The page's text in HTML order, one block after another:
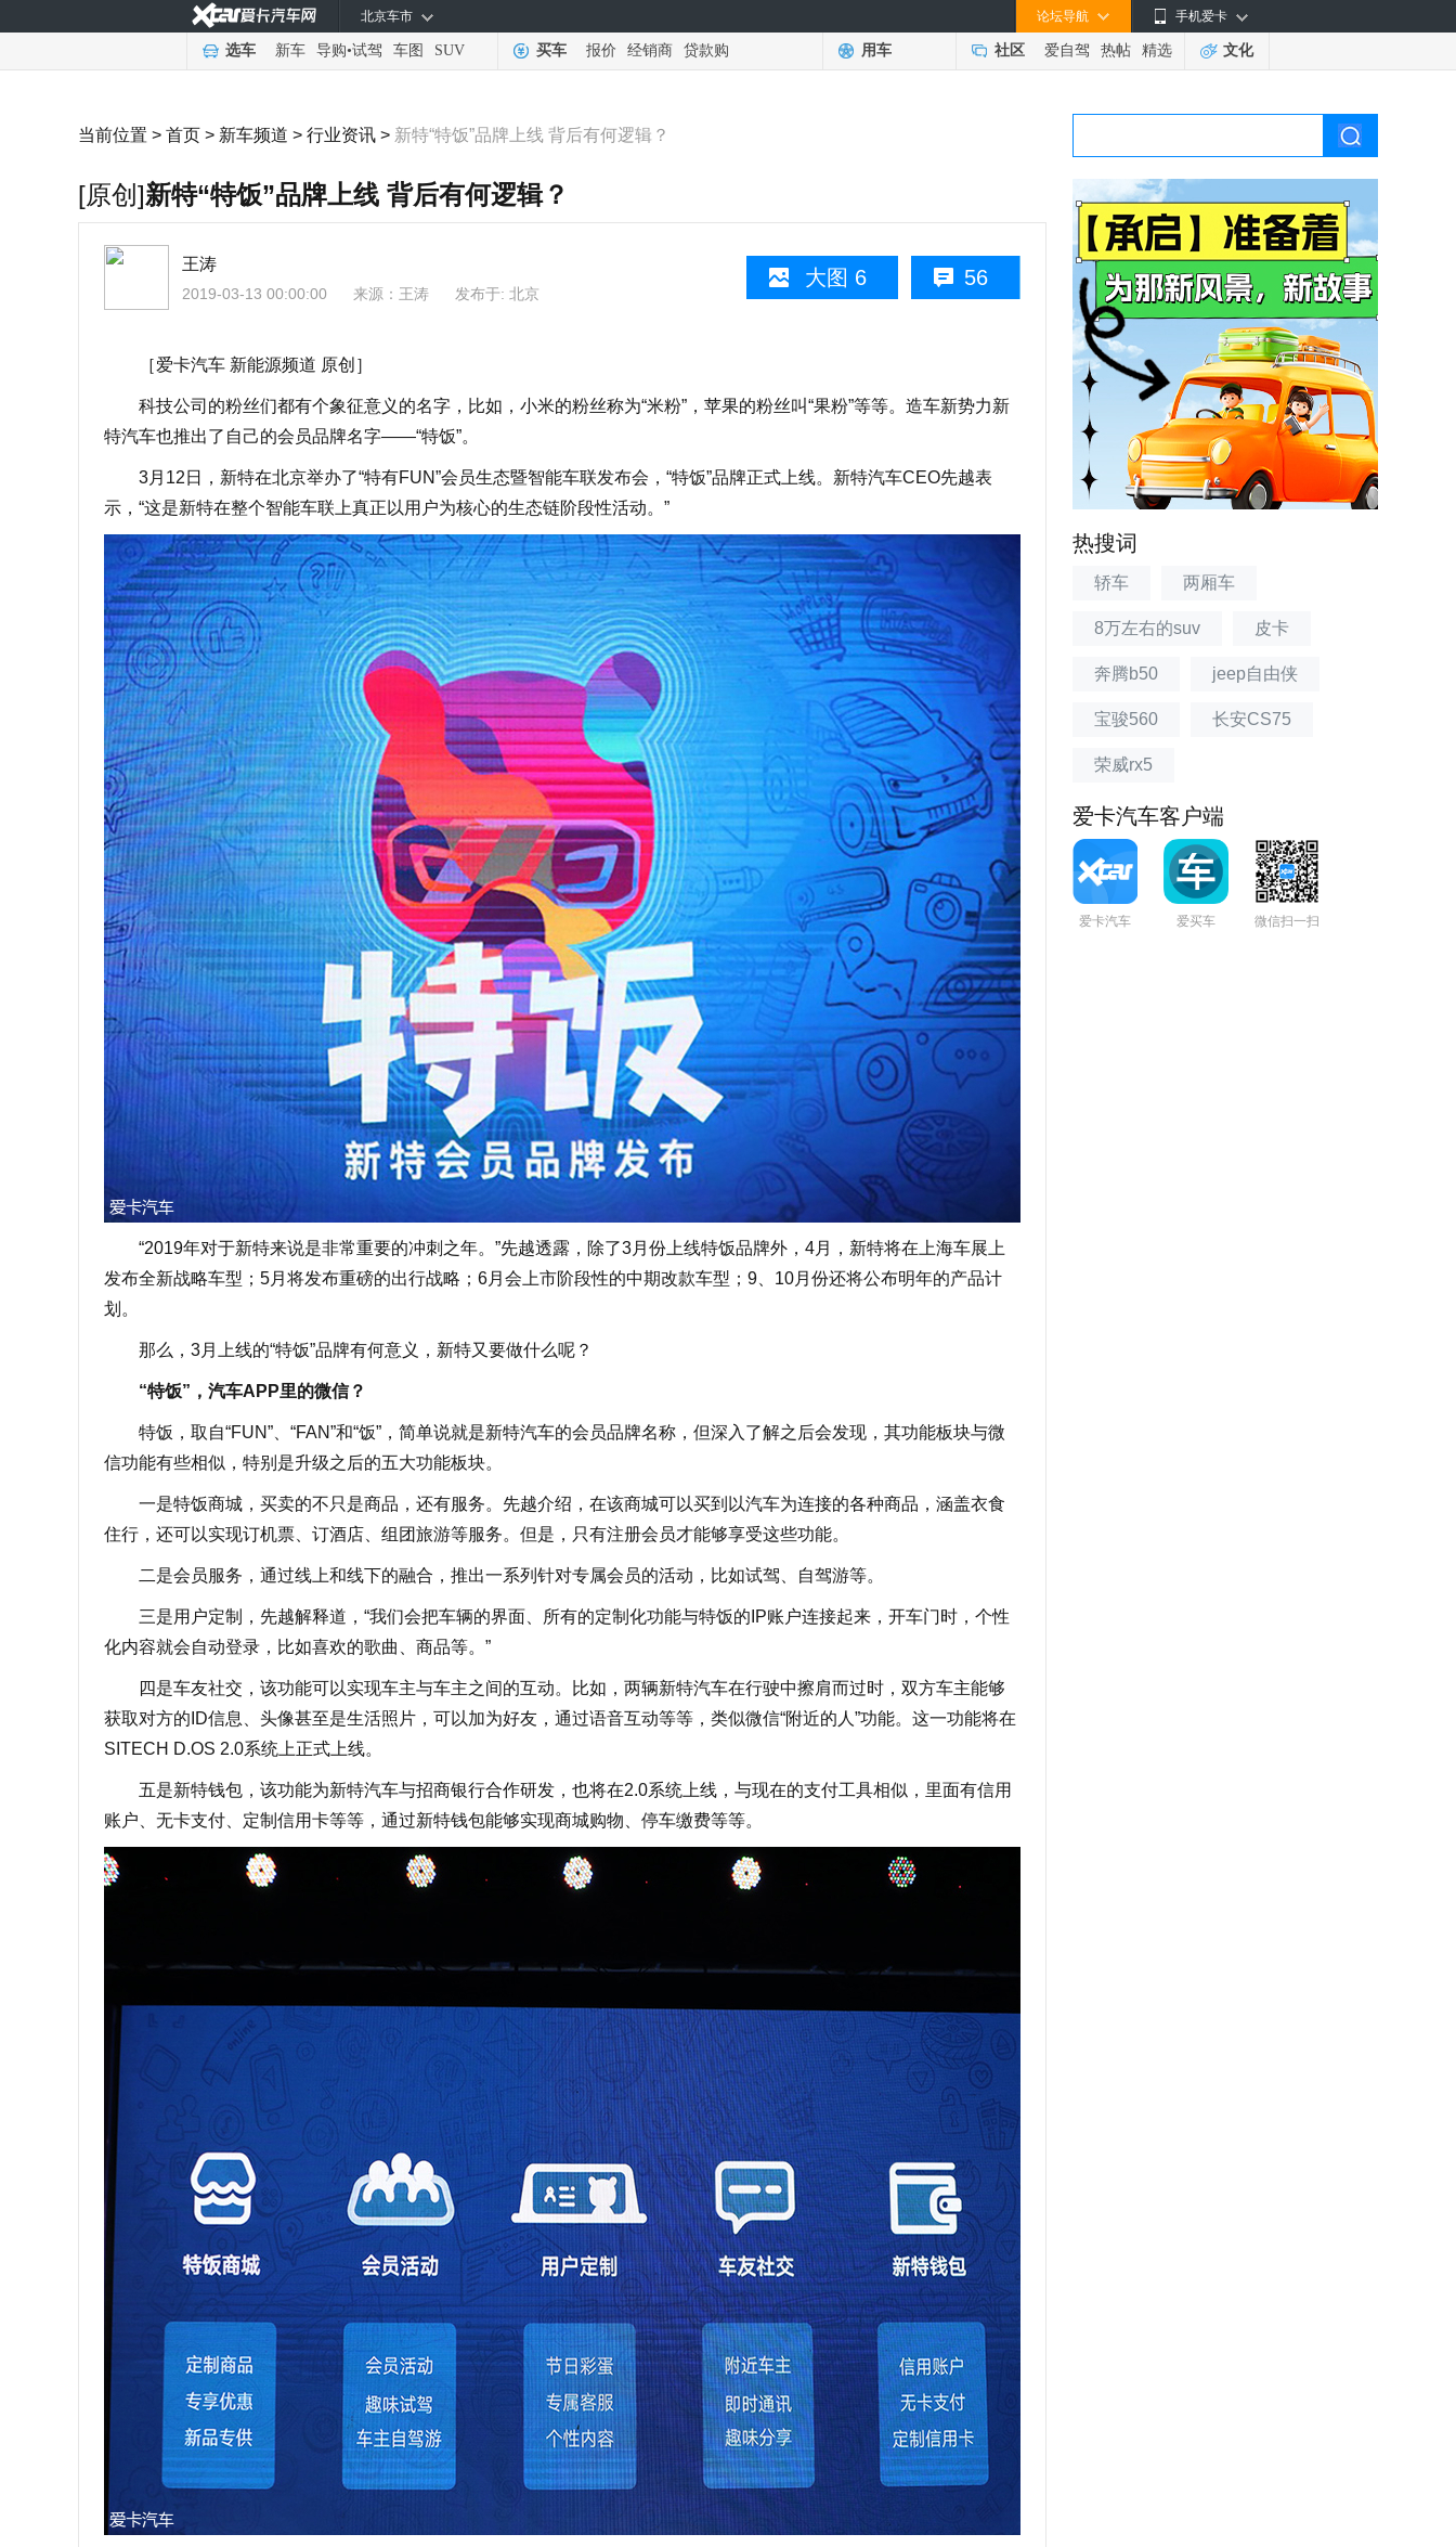
手机爱卡
论坛导航
北京车市
选车 新车 导购•试驾 车图 SUV 买车 报价 经销商 贷款购 用车 社区 爱自驾 热帖 精选 文化
当前位置 > 首页 > 新车频道 > 行业资讯 > 新特“特饭”品牌上线 背后有何逻辑？
[原创]新特“特饭”品牌上线 背后有何逻辑？
56
大图 6
王涛
2019-03-13 00:00:00 来源： 王涛 发布于: 北京
［爱卡汽车 新能源频道 原创］
科技公司的粉丝们都有个象征意义的名字，比如，小米的粉丝称为“米粉”，苹果的粉丝叫“果粉”等等。造车新势力新
特汽车也推出了自己的会员品牌名字——“特饭”。
3月12日，新特在北京举办了“特有FUN”会员生态暨智能车联发布会，“特饭”品牌正式上线。新特汽车CEO先越表
示，“这是新特在整个智能车联上真正以用户为核心的生态链阶段性活动。”
“2019年对于新特来说是非常重要的冲刺之年。”先越透露，除了3月份上线特饭品牌外，4月，新特将在上海车展上
发布全新战略车型；5月将发布重磅的出行战略；6月会上市阶段性的中期改款车型；9、10月份还将公布明年的产品计
划。
那么，3月上线的“特饭”品牌有何意义，新特又要做什么呢？
“特饭”，汽车APP里的微信？
特饭，取自“FUN”、“FAN”和“饭”，简单说就是新特汽车的会员品牌名称，但深入了解之后会发现，其功能板块与微
信功能有些相似，特别是升级之后的五大功能板块。
一是特饭商城，买卖的不只是商品，还有服务。先越介绍，在该商城可以买到以汽车为连接的各种商品，涵盖衣食
住行，还可以实现订机票、订酒店、组团旅游等服务。但是，只有注册会员才能够享受这些功能。
二是会员服务，通过线上和线下的融合，推出一系列针对专属会员的活动，比如试驾、自驾游等。
三是用户定制，先越解释道，“我们会把车辆的界面、所有的定制化功能与特饭的IP账户连接起来，开车门时，个性
化内容就会自动登录，比如喜欢的歌曲、商品等。”
四是车友社交，该功能可以实现车主与车主之间的互动。比如，两辆新特汽车在行驶中擦肩而过时，双方车主能够
获取对方的ID信息、头像甚至是生活照片，可以加为好友，通过语音互动等等，类似微信“附近的人”功能。这一功能将在
SITECH D.OS 2.0系统上正式上线。
五是新特钱包，该功能为新特汽车与招商银行合作研发，也将在2.0系统上线，与现在的支付工具相似，里面有信用
账户、无卡支付、定制信用卡等等，通过新特钱包能够实现商城购物、停车缴费等等。
热搜词
轿车 两厢车
8万左右的suv 皮卡
奔腾b50 jeep自由侠
宝骏560 长安CS75
荣威rx5
爱卡汽车客户端
爱卡汽车 爱买车 微信扫一扫